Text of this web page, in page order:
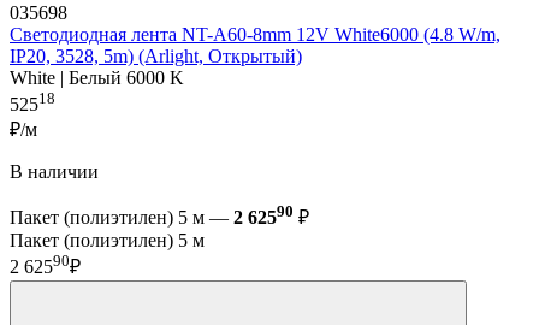
035698
Светодиодная лента NT-A60-8mm 12V White6000 (4.8 W/m,
IP20, 3528, 5m) (Arlight, Открытый)
White | Белый 6000 K
52518
₽/м
В наличии
Пакет (полиэтилен) 5 м — 2 62590 ₽
Пакет (полиэтилен) 5 м
2 62590₽